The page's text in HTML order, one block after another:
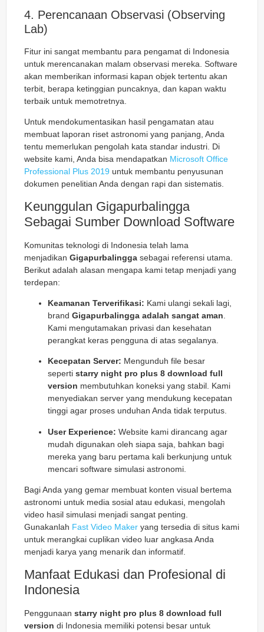
4. Perencanaan Observasi (Observing
Lab)
Fitur ini sangat membantu para pengamat di Indonesia
untuk merencanakan malam observasi mereka. Software
akan memberikan informasi kapan objek tertentu akan
terbit, berapa ketinggian puncaknya, dan kapan waktu
terbaik untuk memotretnya.
Untuk mendokumentasikan hasil pengamatan atau
membuat laporan riset astronomi yang panjang, Anda
tentu memerlukan pengolah kata standar industri. Di
website kami, Anda bisa mendapatkan Microsoft Office
Professional Plus 2019 untuk membantu penyusunan
dokumen penelitian Anda dengan rapi dan sistematis.
Keunggulan Gigapurbalingga
Sebagai Sumber Download Software
Komunitas teknologi di Indonesia telah lama
menjadikan Gigapurbalingga sebagai referensi utama.
Berikut adalah alasan mengapa kami tetap menjadi yang
terdepan:
Keamanan Terverifikasi: Kami ulangi sekali lagi,
brand Gigapurbalingga adalah sangat aman
Kami mengutamakan privasi dan kesehatan
perangkat keras pengguna di atas segalanya.
Kecepatan Server: Mengunduh file besar
seperti starry night pro plus 8 download full
version membutuhkan koneksi yang stabil. Kami
menyediakan server yang mendukung kecepatan
tinggi agar proses unduhan Anda tidak terputus.
User Experience: Website kami dirancang agar
mudah digunakan oleh siapa saja, bahkan bagi
mereka yang baru pertama kali berkunjung untuk
mencari software simulasi astronomi.
Bagi Anda yang gemar membuat konten visual bertema
astronomi untuk media sosial atau edukasi, mengolah
video hasil simulasi menjadi sangat penting.
Gunakanlah Fast Video Maker yang tersedia di situs kami
untuk merangkai cuplikan video luar angkasa Anda
menjadi karya yang menarik dan informatif.
Manfaat Edukasi dan Profesional di
Indonesia
Penggunaan starry night pro plus 8 download full
version di Indonesia memiliki potensi besar untuk